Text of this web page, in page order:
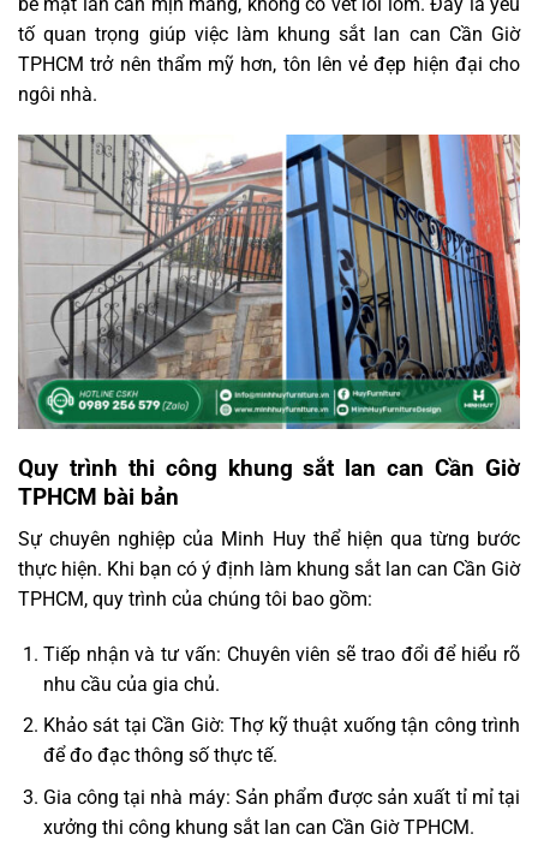
bề mặt lan can mịn màng, không có vết lồi lõm. Đây là yếu
tố quan trọng giúp việc làm khung sắt lan can Cần Giờ
TPHCM trở nên thẩm mỹ hơn, tôn lên vẻ đẹp hiện đại cho
ngôi nhà.
Quy trình thi công khung sắt lan can Cần Giờ
TPHCM bài bản
Sự chuyên nghiệp của Minh Huy thể hiện qua từng bước
thực hiện. Khi bạn có ý định làm khung sắt lan can Cần Giờ
TPHCM, quy trình của chúng tôi bao gồm:
Tiếp nhận và tư vấn: Chuyên viên sẽ trao đổi để hiểu rõ
nhu cầu của gia chủ.
Khảo sát tại Cần Giờ: Thợ kỹ thuật xuống tận công trình
để đo đạc thông số thực tế.
Gia công tại nhà máy: Sản phẩm được sản xuất tỉ mỉ tại
xưởng thi công khung sắt lan can Cần Giờ TPHCM.